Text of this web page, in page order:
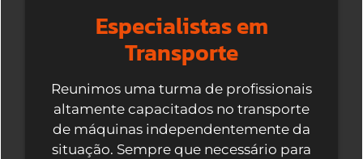
Especialistas em
Transporte
Reunimos uma turma de profissionais
altamente capacitados no transporte
de máquinas independentemente da
situação. Sempre que necessário para